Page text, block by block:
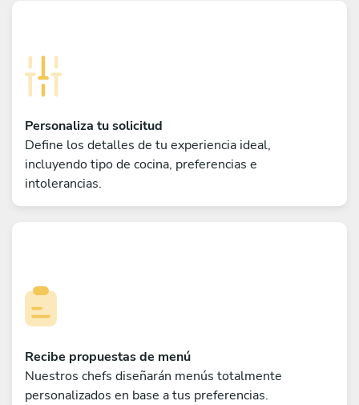
Personaliza tu solicitud
Define los detalles de tu experiencia ideal,
incluyendo tipo de cocina, preferencias e
intolerancias.
Recibe propuestas de menú
Nuestros chefs diseñarán menús totalmente
personalizados en base a tus preferencias.